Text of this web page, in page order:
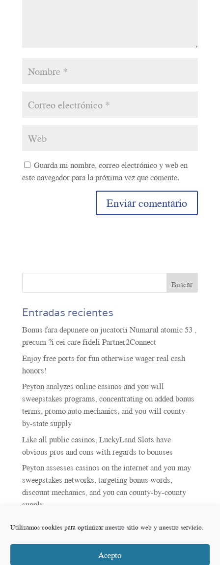
Utilizamos cookies para optimizar nuestro sitio web y nuestro servicio.
Acepto
Guarda mi nombre, correo electrónico y web en
este navegador para la próxima vez que comente.
r
a
t
i
v
e
:
Entradas recientes
Bonus fara depunere on jucatorii Numarul atomic 53 ,
precum ?i cei care fideli Partner2Connect
Enjoy free ports for fun otherwise wager real cash
honors!
Peyton analyzes online casinos and you will
sweepstakes programs, concentrating on added bonus
terms, promo auto mechanics, and you will county-
by-state supply
Like all public casinos, LuckyLand Slots have
obvious pros and cons with regards to bonuses
Peyton assesses casinos on the internet and you may
sweepstakes networks, targeting bonus words,
discount mechanics, and you can county-by-county
supply
Comentarios recientes